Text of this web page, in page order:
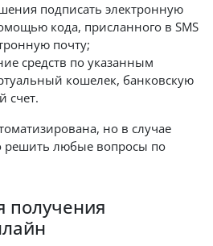
подписать электронную
кода, присланного в SMS
почту;
средств по указанным
кошелек, банковскую
счет.
но в случае
решить любые вопросы по
получения